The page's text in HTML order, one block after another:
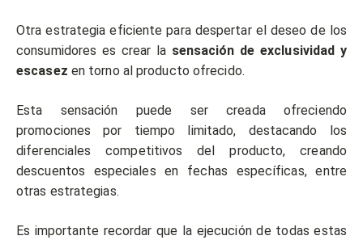
Otra estrategia eficiente para despertar el deseo de los
consumidores es crear la sensación de exclusividad y
escasez en torno al producto ofrecido.
Esta sensación puede ser creada ofreciendo
promociones por tiempo limitado, destacando los
diferenciales competitivos del producto, creando
descuentos especiales en fechas específicas, entre
otras estrategias.
Es importante recordar que la ejecución de todas estas